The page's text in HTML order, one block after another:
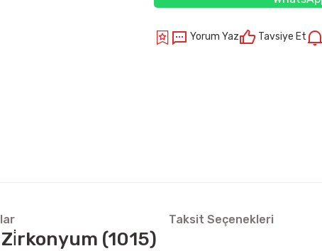
Yorum Yaz Tavsiye Et
Taksit Seçenekleri
(1015)